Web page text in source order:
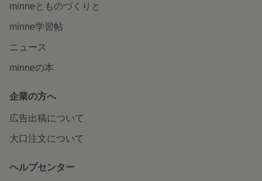
minneとものづくりと
minne学習帖
ニュース
minneの本
企業の方へ
広告出稿について
大口注文について
ヘルプセンター